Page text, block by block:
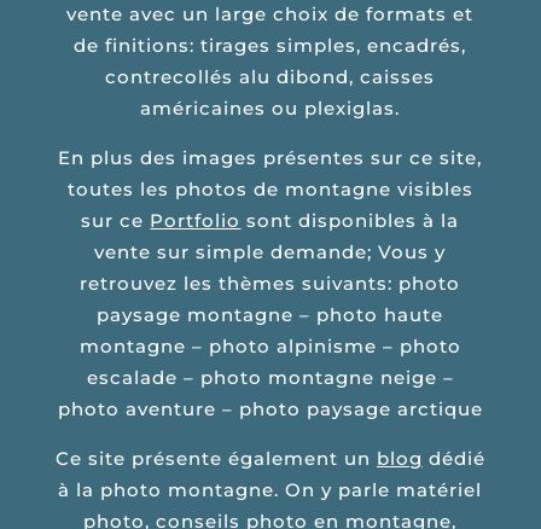
vente avec un large choix de formats et
de finitions: tirages simples, encadrés,
contrecollés alu dibond, caisses
américaines ou plexiglas.
En plus des images présentes sur ce site,
toutes les photos de montagne visibles
sur ce Portfolio sont disponibles à la
vente sur simple demande; Vous y
retrouvez les thèmes suivants: photo
paysage montagne – photo haute
montagne – photo alpinisme – photo
escalade – photo montagne neige –
photo aventure – photo paysage arctique
Ce site présente également un blog dédié
à la photo montagne. On y parle matériel
photo, conseils photo en montagne,